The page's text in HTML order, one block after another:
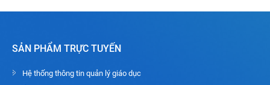
SẢN PHẨM TRỰC TUYẾN
Hệ thống thông tin quản lý giáo dục